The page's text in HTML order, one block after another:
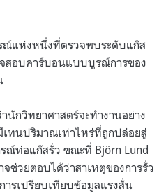
ณ์แห่งหนึ่งที่ตรวจพบระดับแก๊ส
สอบคาร์บอนแบบบูรณ์การของ
นักวิทยาศาสตร์จะทำงานอย่าง
ทนปริมาณเท่าไหร่ที่ถูกปล่อยสู่
ณ์ท่อแก๊สรั่ว ขณะที่ Björn Lund
ช่วยตอบได้ว่าสาเหตุของการรั่ว
ารเปรียบเทียบข้อมูลแรงสั่น